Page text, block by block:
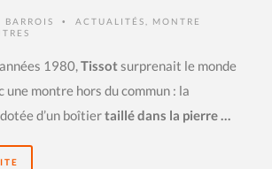
BARROIS • ACTUALITÉS
MONTRE
1980,Tissotsurprenait le monde
une montre hors du commun : la
d’un boîtiertaillé dans la pierre …